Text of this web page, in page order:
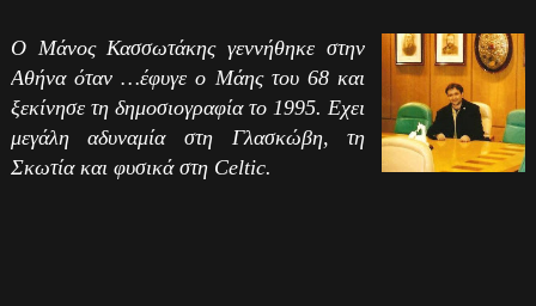
Ο Μάνος Κασσωτάκης γεννήθηκε στην
Αθήνα όταν …έφυγε ο Μάης του 68 και
ξεκίνησε τη δημοσιογραφία το 1995. Εχει
μεγάλη αδυναμία στη Γλασκώβη, τη
Σκωτία και φυσικά στη Celtic.